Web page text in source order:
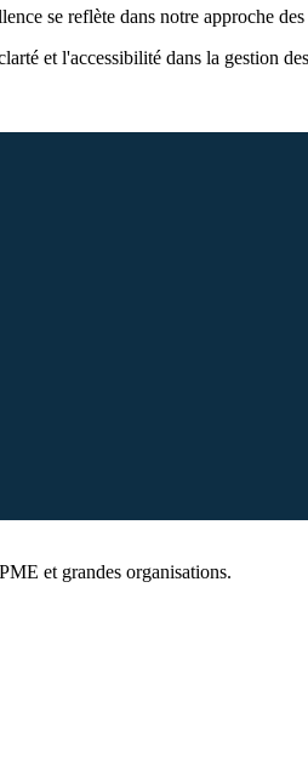
se reflète dans notre approche
et l'accessibilité dans la gestion
et grandes organisations.